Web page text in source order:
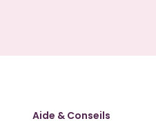
Aide & Conseils